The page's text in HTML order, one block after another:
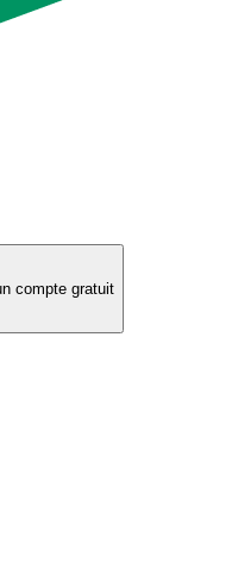
compte gratuit